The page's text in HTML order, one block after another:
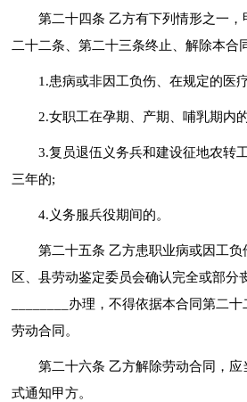
第二十四条 乙方有下列情形之一
二十二条、第二十三条终止、解除本合
1.患病或非因工负伤、在规定的医
2.女职工在孕期、产期、哺乳期内
3.复员退伍义务兵和建设征地农转
三年的;
4.义务服兵役期间的。
第二十五条 乙方患职业病或因工负
区、县劳动鉴定委员会确认完全或部分
________办理，不得依据本合同第二
劳动合同。
第二十六条 乙方解除劳动合同，
式通知甲方。